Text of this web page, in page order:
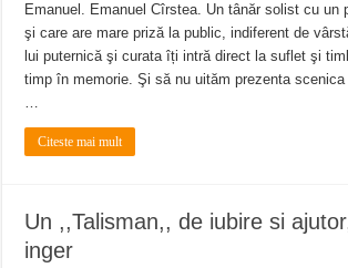
Emanuel. Emanuel Cîrstea. Un tânăr solist cu un
şi care are mare priză la public, indiferent de
lui puternică şi curata îți intră direct la suflet şi
timp în memorie. Şi să nu uităm prezenta
…
Citeste mai mult
Un ,,Talisman,, de iubire si
inger